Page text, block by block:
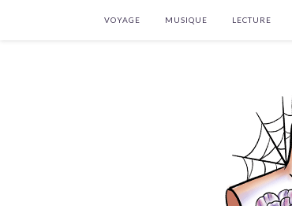
VOYAGE MUSIQUE LECTURE